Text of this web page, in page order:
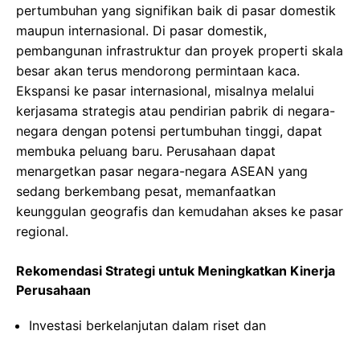
pertumbuhan yang signifikan baik di pasar domestik
maupun internasional. Di pasar domestik,
pembangunan infrastruktur dan proyek properti skala
besar akan terus mendorong permintaan kaca.
Ekspansi ke pasar internasional, misalnya melalui
kerjasama strategis atau pendirian pabrik di negara-
negara dengan potensi pertumbuhan tinggi, dapat
membuka peluang baru. Perusahaan dapat
menargetkan pasar negara-negara ASEAN yang
sedang berkembang pesat, memanfaatkan
keunggulan geografis dan kemudahan akses ke pasar
regional.
Rekomendasi Strategi untuk Meningkatkan Kinerja
Perusahaan
Investasi berkelanjutan dalam riset dan